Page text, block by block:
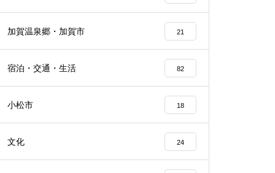
加賀温泉郷・加賀市 21
宿泊・交通・生活 82
小松市 18
文化 24